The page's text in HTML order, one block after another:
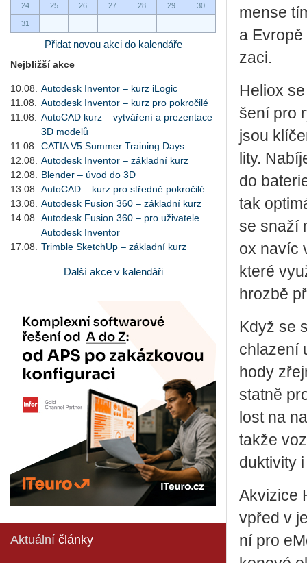
24 25 26 27 28 29 30
31
Přidat novou akci do kalendáře
Nejbližší akce
10.08.
Autodesk Inventor – kurz iLogic
11.08.
Autodesk Inventor – kurz pro pokročilé
11.08.
AutoCAD kurz – vytváření a prezentace
3D modelů
11.08.
CATIA V5 Summer Training Days
12.08.
Autodesk Inventor – základní kurz
12.08.
Blender – úvod do 3D
13.08.
AutoCAD – kurz pro středně pokročilé
13.08.
Autodesk Fusion 360 – základní kurz
14.08.
Autodesk Fusion 360 – pro uživatele
Autodesk Inventor
17.08.
Trimble SketchUp – základní kurz
Další akce v kalendáři
Aktuální články
men­se
a
za­ci.
He­li­ox
še­ní pro
jsou
li­ty.
do
tak
se snaží
ox navíc
které
hroz­bě
Když se
chla­ze­ní
ho­dy
stat­ně
lost na
takže
duk­ti­vi­ty
Akvi­zi­ce
vpřed v
ní pro